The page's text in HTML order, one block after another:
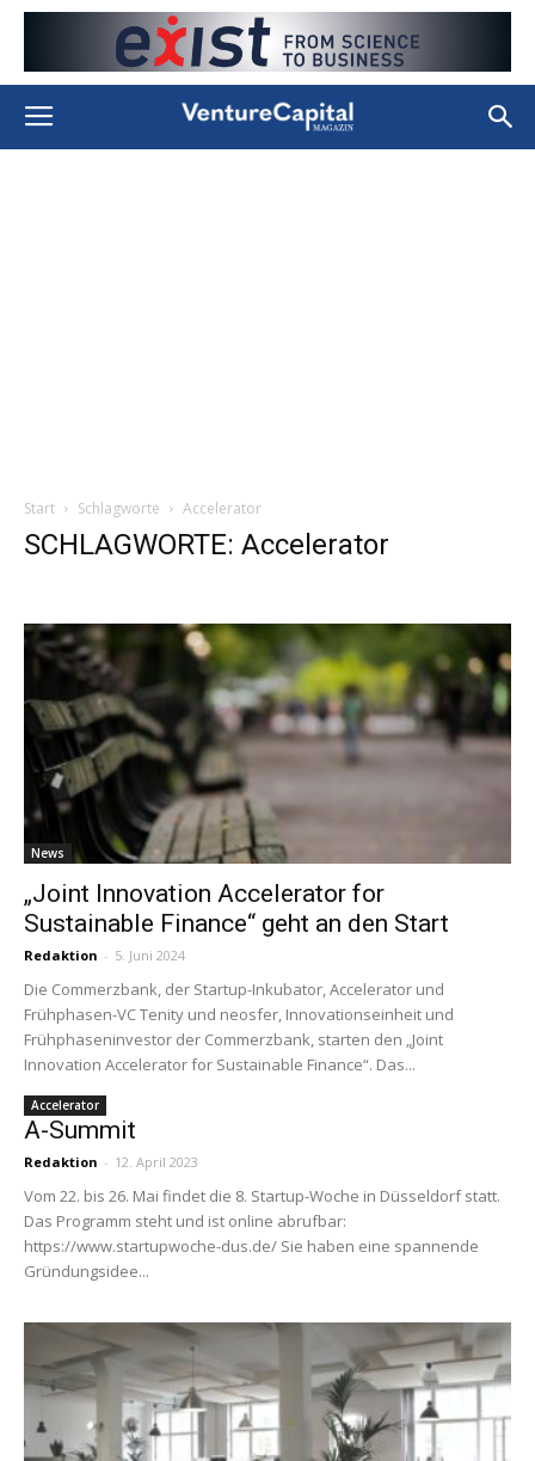
Start Schlagworte Accelerator
SCHLAGWORTE: Accelerator
News
„Joint Innovation Accelerator for
Sustainable Finance“ geht an den Start
Redaktion - 5. Juni 2024
Die Commerzbank, der Startup-Inkubator, Accelerator und
Frühphasen-VC Tenity und neosfer, Innovationseinheit und
Frühphaseninvestor der Commerzbank, starten den „Joint
Innovation Accelerator for Sustainable Finance“. Das...
Accelerator
A-Summit
Redaktion - 12. April 2023
Vom 22. bis 26. Mai findet die 8. Startup-Woche in Düsseldorf statt.
Das Programm steht und ist online abrufbar:
https://www.startupwoche-dus.de/ Sie haben eine span­nende
Grün­dungs­idee...